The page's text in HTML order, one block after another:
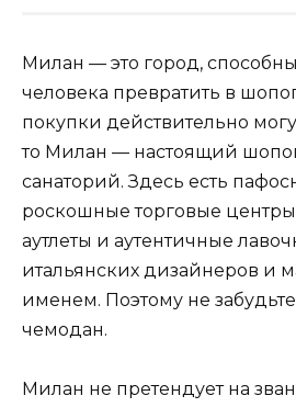
Милан — это город,
человека превратить в
покупки действительно
то Милан — настоящий
санаторий. Здесь есть
роскошные торговые
аутлеты и аутентичные
итальянских дизайнеров и
именем. Поэтому не
чемодан.
Милан не претендует на